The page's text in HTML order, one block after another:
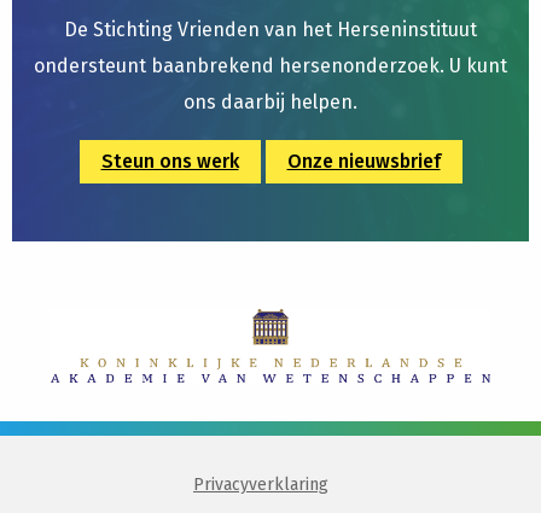
De Stichting Vrienden van het Herseninstituut
ondersteunt baanbrekend hersenonderzoek. U kunt
ons daarbij helpen.
Steun ons werk Onze nieuwsbrief
Privacyverklaring